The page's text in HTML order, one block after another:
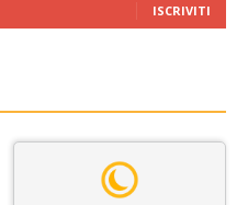
ISCRIVITI